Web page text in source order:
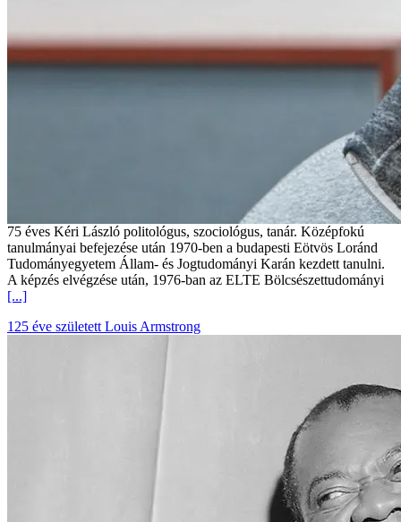
75 éves Kéri László politológus, szociológus, tanár. Középfokú
tanulmányai befejezése után 1970-ben a budapesti Eötvös Loránd
Tudományegyetem Állam- és Jogtudományi Karán kezdett tanulni.
A képzés elvégzése után, 1976-ban az ELTE Bölcsészettudományi
[...]
125 éve született Louis Armstrong